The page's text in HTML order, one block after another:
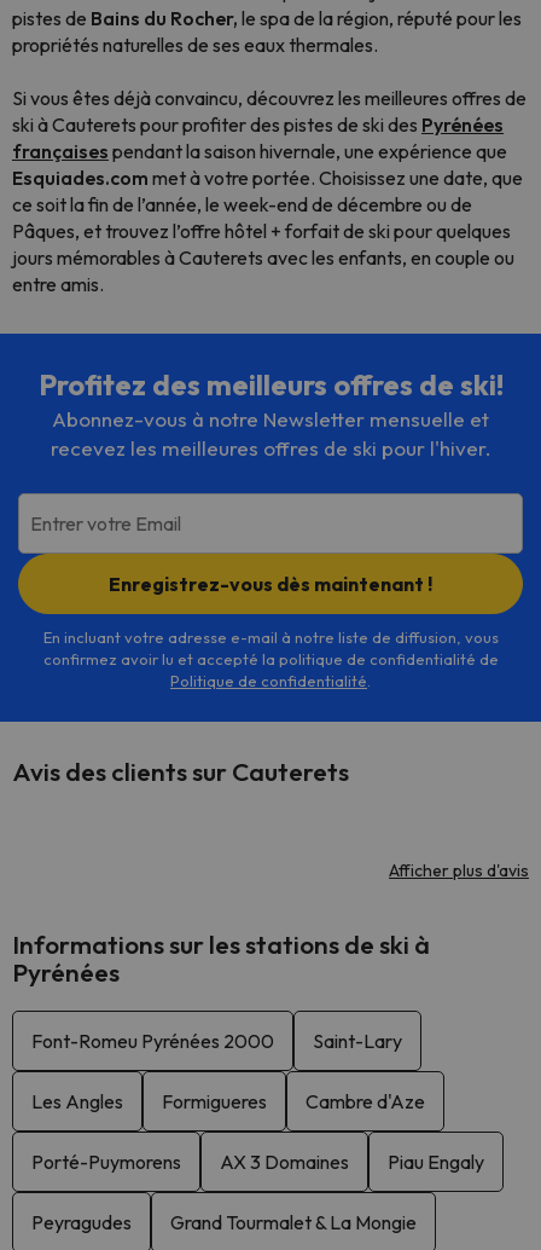
pistes de Bains du Rocher, le spa de la région, réputé pour les
propriétés naturelles de ses eaux thermales.
Si vous êtes déjà convaincu, découvrez les meilleures offres de
ski à Cauterets pour profiter des pistes de ski des Pyrénées
françaises pendant la saison hivernale, une expérience que
Esquiades.com met à votre portée. Choisissez une date, que
ce soit la fin de l’année, le week-end de décembre ou de
Pâques, et trouvez l’offre hôtel + forfait de ski pour quelques
jours mémorables à Cauterets avec les enfants, en couple ou
entre amis.
Profitez des meilleurs offres de ski!
Abonnez-vous à notre Newsletter mensuelle et
recevez les meilleures offres de ski pour l'hiver.
Entrer votre Email
Enregistrez-vous dès maintenant !
En incluant votre adresse e-mail à notre liste de diffusion, vous
confirmez avoir lu et accepté la politique de confidentialité de
Politique de confidentialité
Avis des clients sur Cauterets
Afficher plus d'avis
Informations sur les stations de ski à
Pyrénées
Font-Romeu Pyrénées 2000 Saint-Lary
Les Angles Formigueres Cambre d'Aze
Porté-Puymorens AX 3 Domaines Piau Engaly
Peyragudes Grand Tourmalet & La Mongie